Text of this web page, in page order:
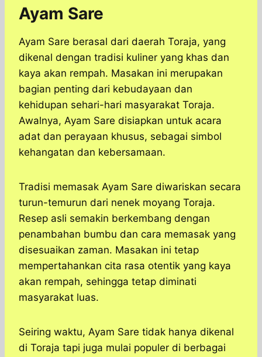
Ayam Sare
Ayam Sare berasal dari daerah Toraja, yang
dikenal dengan tradisi kuliner yang khas dan
kaya akan rempah. Masakan ini merupakan
bagian penting dari kebudayaan dan
kehidupan sehari-hari masyarakat Toraja.
Awalnya, Ayam Sare disiapkan untuk acara
adat dan perayaan khusus, sebagai simbol
kehangatan dan kebersamaan.
Tradisi memasak Ayam Sare diwariskan secara
turun-temurun dari nenek moyang Toraja.
Resep asli semakin berkembang dengan
penambahan bumbu dan cara memasak yang
disesuaikan zaman. Masakan ini tetap
mempertahankan cita rasa otentik yang kaya
akan rempah, sehingga tetap diminati
masyarakat luas.
Seiring waktu, Ayam Sare tidak hanya dikenal
di Toraja tapi juga mulai populer di berbagai